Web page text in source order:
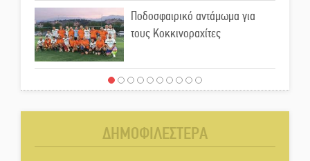
Ποδοσφαιρικό αντάμωμα για
τους Κοκκινοραχίτες
Μάχης συνέχεια των 310 για τη
Στον τελικό του Πρωταθλήματος
ΔΗΜΟΦΙΛΕΣΤΕΡΑ